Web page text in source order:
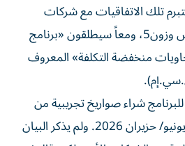
‌تلك الاتفاقيات مع شركات
أندوريل ‌وكواسباير وليدوس وزون5، ومعاً سيطلقون «برنامج
منخفضة التكلفة» المعروف
شراء صواريخ تجريبية من
الشركات الأربع ابتداء ‌من يونيو/ حزيران 2026. ولم يذكر البيان